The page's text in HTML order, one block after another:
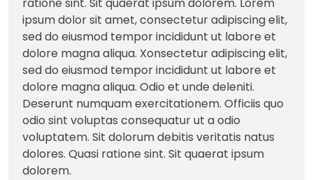
ratione sint. Sit quaerat ipsum dolorem. Lorem
ipsum dolor sit amet, consectetur adipiscing elit,
sed do eiusmod tempor incididunt ut labore et
dolore magna aliqua. Xonsectetur adipiscing elit,
sed do eiusmod tempor incididunt ut labore et
dolore magna aliqua. Odio et unde deleniti.
Deserunt numquam exercitationem. Officiis quo
odio sint voluptas consequatur ut a odio
voluptatem. Sit dolorum debitis veritatis natus
dolores. Quasi ratione sint. Sit quaerat ipsum
dolorem.